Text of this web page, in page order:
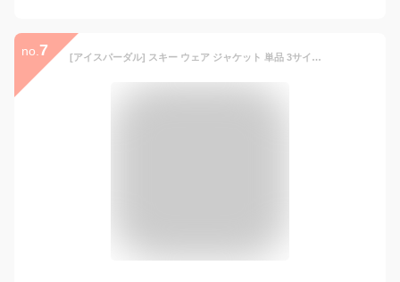
no. 7 [アイスパーダル] スキー ウェア ジャケット 単品 3サイズ WS-WL 耐水圧10,000mm以上 ICJ-819 テラコッタ WMサイズ スノーウェア スノボウェア スキーウェア ウエア 女性用 スノボーウェア 20-21 スノボ ウェア スキー ウェア ジャケット 滑雪服